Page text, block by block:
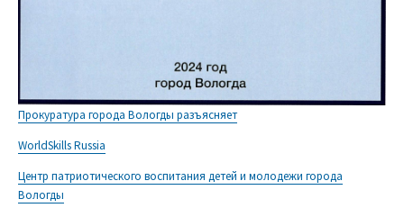
Прокуратура города Вологды разъясняет
WorldSkills Russia
Центр патриотического воспитания детей и молодежи города
Вологды